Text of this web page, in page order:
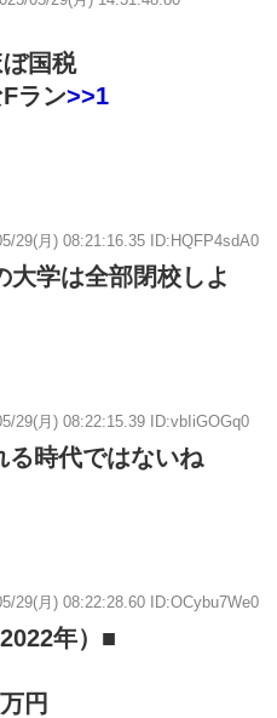
国税
ラン>>1
29(月) 08:21:16.35 ID:HQFP4sdA0
大学は全部閉校しよ
29(月) 08:22:15.39 ID:vbIiGOGq0
る時代ではないね
29(月) 08:22:28.60 ID:OCybu7We0
年）■
円